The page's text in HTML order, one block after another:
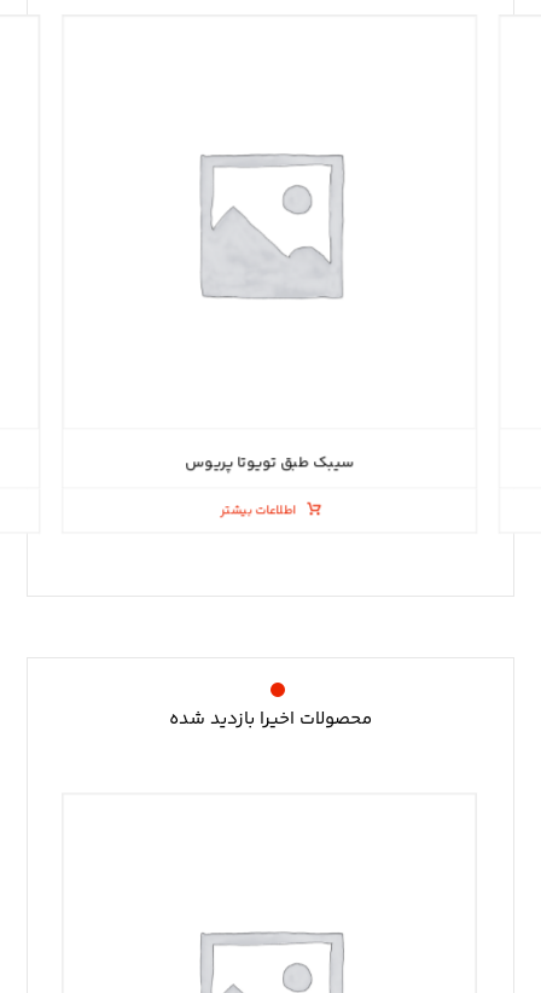
سیبک طبق تویوتا پریوس
اطلاعات بیشتر
محصولات اخیرا بازدید شده